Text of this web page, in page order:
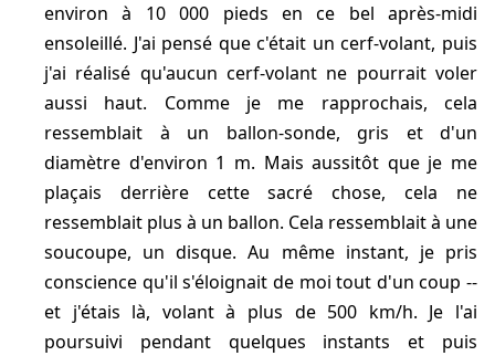
environ à 10 000 pieds en ce bel après-midi
ensoleillé. J'ai pensé que c'était un cerf-volant, puis
j'ai réalisé qu'aucun cerf-volant ne pourrait voler
aussi haut. Comme je me rapprochais, cela
ressemblait à un ballon-sonde, gris et d'un
diamètre d'environ 1 m. Mais aussitôt que je me
plaçais derrière cette sacré chose, cela ne
ressemblait plus à un ballon. Cela ressemblait à une
soucoupe, un disque. Au même instant, je pris
conscience qu'il s'éloignait de moi tout d'un coup --
et j'étais là, volant à plus de 500 km/h. Je l'ai
poursuivi pendant quelques instants et puis